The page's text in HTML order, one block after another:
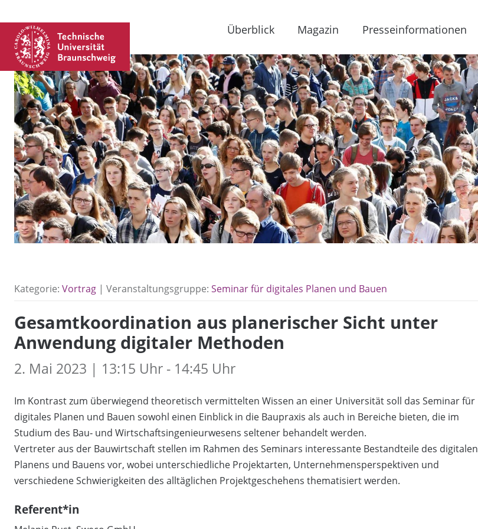
Überblick Magazin Presseinformationen
Kategorie: Vortrag | Veranstaltungsgruppe: Seminar für digitales Planen und Bauen
Gesamtkoordination aus planerischer Sicht unter
Anwendung digitaler Methoden
2. Mai 2023 | 13:15 Uhr - 14:45 Uhr
Im Kontrast zum überwiegend theoretisch vermittelten Wissen an einer Universität soll das Seminar für
digitales Planen und Bauen sowohl einen Einblick in die Baupraxis als auch in Bereiche bieten, die im
Studium des Bau‐ und Wirtschaftsingenieurwesens seltener behandelt werden.
Vertreter aus der Bauwirtschaft stellen im Rahmen des Seminars interessante Bestandteile des digitalen
Planens und Bauens vor, wobei unterschiedliche Projektarten, Unternehmensperspektiven und
verschiedene Schwierigkeiten des alltäglichen Projektgeschehens thematisiert werden.
Referent*in